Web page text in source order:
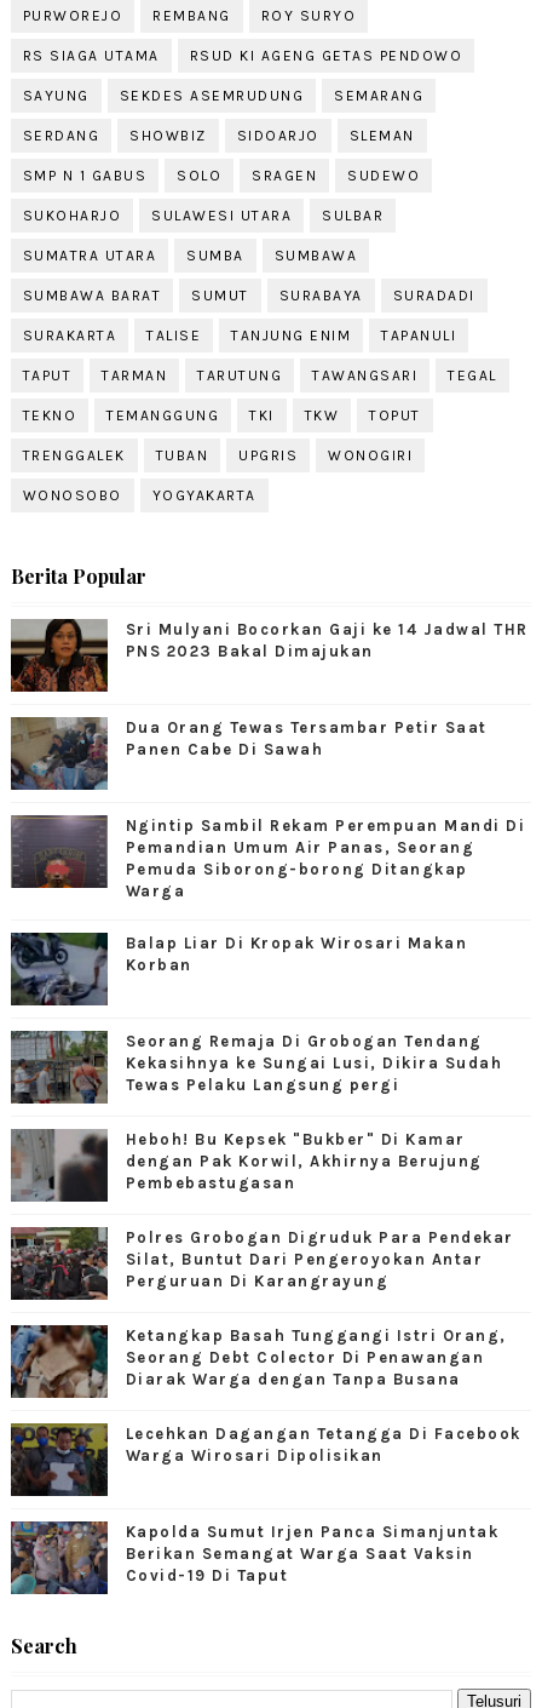
PURWOREJO REMBANG ROY SURYO
RS SIAGA UTAMA RSUD KI AGENG GETAS PENDOWO
SAYUNG SEKDES ASEMRUDUNG SEMARANG
SERDANG SHOWBIZ SIDOARJO SLEMAN
SMP N 1 GABUS SOLO SRAGEN SUDEWO
SUKOHARJO SULAWESI UTARA SULBAR
SUMATRA UTARA SUMBA SUMBAWA
SUMBAWA BARAT SUMUT SURABAYA SURADADI
SURAKARTA TALISE TANJUNG ENIM TAPANULI
TAPUT TARMAN TARUTUNG TAWANGSARI TEGAL
TEKNO TEMANGGUNG TKI TKW TOPUT
TRENGGALEK TUBAN UPGRIS WONOGIRI
WONOSOBO YOGYAKARTA
Berita Popular
Sri Mulyani Bocorkan Gaji ke 14 Jadwal THR
PNS 2023 Bakal Dimajukan
Dua Orang Tewas Tersambar Petir Saat
Panen Cabe Di Sawah
Ngintip Sambil Rekam Perempuan Mandi Di
Pemandian Umum Air Panas, Seorang
Pemuda Siborong-borong Ditangkap
Warga
Balap Liar Di Kropak Wirosari Makan
Korban
Seorang Remaja Di Grobogan Tendang
Kekasihnya ke Sungai Lusi, Dikira Sudah
Tewas Pelaku Langsung pergi
Heboh! Bu Kepsek "Bukber" Di Kamar
dengan Pak Korwil, Akhirnya Berujung
Pembebastugasan
Polres Grobogan Digruduk Para Pendekar
Silat, Buntut Dari Pengeroyokan Antar
Perguruan Di Karangrayung
Ketangkap Basah Tunggangi Istri Orang,
Seorang Debt Colector Di Penawangan
Diarak Warga dengan Tanpa Busana
Lecehkan Dagangan Tetangga Di Facebook
Warga Wirosari Dipolisikan
Kapolda Sumut Irjen Panca Simanjuntak
Berikan Semangat Warga Saat Vaksin
Covid-19 Di Taput
Search